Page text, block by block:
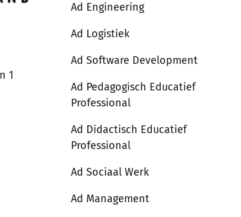
1
Ad Engineering
Ad Logistiek
Ad Software Development
Ad Pedagogisch Educatief
Professional
Ad Didactisch Educatief
Professional
Ad Sociaal Werk
Ad Management